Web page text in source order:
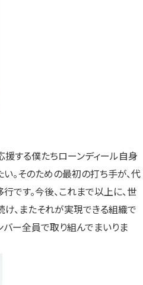
援する僕たちローンディール自身
。そのための最初の打ち手が、代
です。今後、これまで以上に、世
、またそれが実現できる組織で
バー全員で取り組んでまいりま